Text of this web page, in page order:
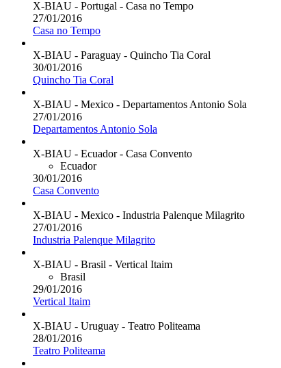
X-BIAU - Portugal - Casa no Tempo
27/01/2016
Casa no Tempo
X-BIAU - Paraguay - Quincho Tia Coral
30/01/2016
Quincho Tia Coral
X-BIAU - Mexico - Departamentos Antonio Sola
27/01/2016
Departamentos Antonio Sola
X-BIAU - Ecuador - Casa Convento
Ecuador
30/01/2016
Casa Convento
X-BIAU - Mexico - Industria Palenque Milagrito
27/01/2016
Industria Palenque Milagrito
X-BIAU - Brasil - Vertical Itaim
Brasil
29/01/2016
Vertical Itaim
X-BIAU - Uruguay - Teatro Politeama
28/01/2016
Teatro Politeama